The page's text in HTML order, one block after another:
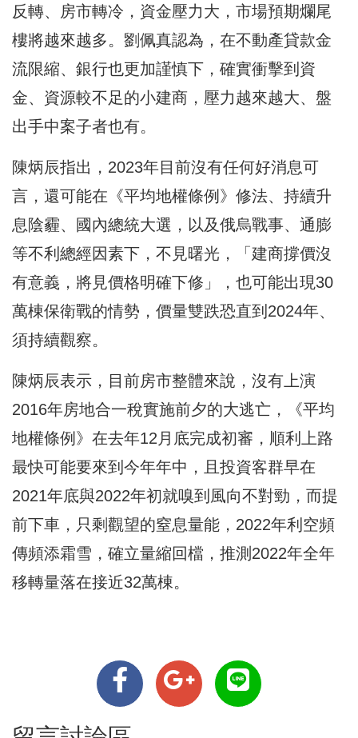
反轉、房市轉冷，資金壓力大，市場預期爛尾
樓將越來越多。劉佩真認為，在不動產貸款金
流限縮、銀行也更加謹慎下，確實衝擊到資
金、資源較不足的小建商，壓力越來越大、盤
出手中案子者也有。
陳炳辰指出，2023年目前沒有任何好消息可
言，還可能在《平均地權條例》修法、持續升
息陰霾、國內總統大選，以及俄烏戰事、通膨
等不利總經因素下，不見曙光，「建商撐價沒
有意義，將見價格明確下修」，也可能出現30
萬棟保衛戰的情勢，價量雙跌恐直到2024年、
須持續觀察。
陳炳辰表示，目前房市整體來說，沒有上演
2016年房地合一稅實施前夕的大逃亡，《平均
地權條例》在去年12月底完成初審，順利上路
最快可能要來到今年年中，且投資客群早在
2021年底與2022年初就嗅到風向不對勁，而提
前下車，只剩觀望的窒息量能，2022年利空頻
傳頻添霜雪，確立量縮回檔，推測2022年全年
移轉量落在接近32萬棟。